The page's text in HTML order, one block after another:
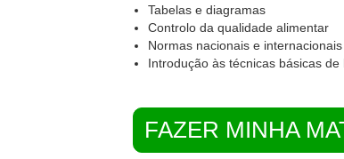
Tabelas e diagramas
Controlo da qualidade alimentar
Normas nacionais e internacionais
Introdução às técnicas básicas
FAZER MINHA